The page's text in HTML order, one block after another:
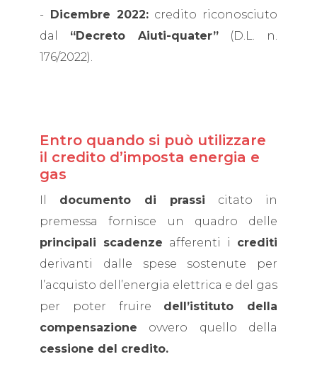
- Dicembre 2022: credito riconosciuto
dal “Decreto Aiuti-quater”(D.L. n.
176/2022).
Entro quando si può utilizzare
il credito d’imposta energia e
gas
documento di prassi citato in
premessa fornisce un quadro delle
principali scadenze afferenti i crediti
derivanti dalle spese sostenute per
l’acquisto dell’energia elettrica e del gas
per poter fruire dell’istituto della
compensazione ovvero quello della
cessione del credito.